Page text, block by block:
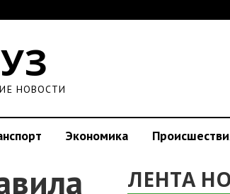
НОВОСТИ
Экономика
ЛЕНТА